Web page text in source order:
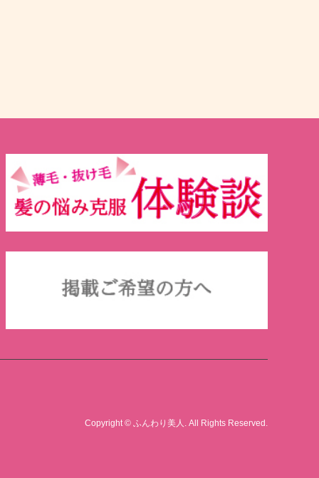
Copyright © ふんわり美人 . All Rights Reserved.